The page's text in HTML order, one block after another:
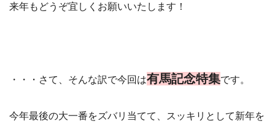
来年もどうぞ宜しくお願いいたします！
・・・さて、そんな訳で今回は有馬記念特集です。
今年最後の大一番をズバリ当てて、スッキリとして新年を